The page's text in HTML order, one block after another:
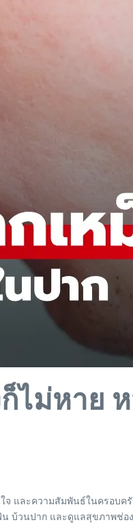
ไม่หาย
จ และความสัมพันธ์ในครอบค
บ้วนปาก และดูแลสุขภาพช่อ